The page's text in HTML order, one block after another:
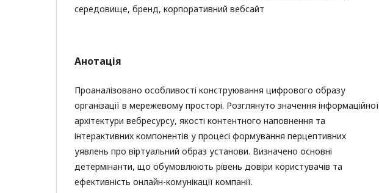
середовище, бренд, корпоративний вебсайт
Анотація
Проаналізовано особливості конструювання цифрового образу
організації в мережевому просторі. Розглянуто значення інформаційної
архітектури вебресурсу, якості контентного наповнення та
інтерактивних компонентів у процесі формування перцептивних
уявлень про віртуальний образ установи. Визначено основні
детермінанти, що обумовлюють рівень довіри користувачів та
ефективність онлайн-комунікації компанії.